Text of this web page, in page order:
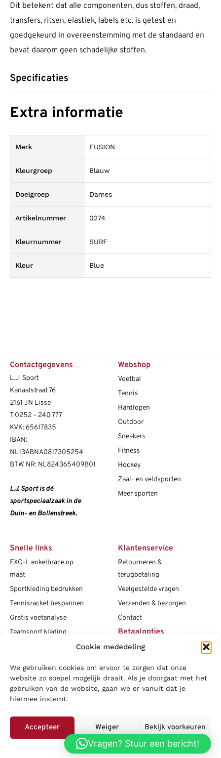
Cookie mededeling
We gebruiken cookies om ervoor te zorgen dat onze
website zo soepel mogelijk draait. Als je doorgaat met het
gebruiken van de website, gaan we er vanuit dat je
hiermee instemt.
Accepteer Weiger Bekijk voorkeuren
Privacybeleid
Dit betekent dat alle componenten, dus stoffen, draad,
transfers, ritsen, elastiek, labels etc. is getest en
goedgekeurd in overeenstemming met de standaard en
bevat daarom geen schadelijke stoffen.
Specificaties
Extra informatie
Merk FUSION
Kleurgroep Blauw
Doelgroep Dames
Artikelnummer 0274
Kleurnummer SURF
Kleur Blue
Contactgegevens
L.J. Sport
Kanaalstraat 76
2161 JN Lisse
T 0252 – 240 777
KVK: 65617835
IBAN:
NL13ABNA0817305254
BTW NR: NL824365409B01
L.J. Sport is dé
sportspeciaalzaak in de
Duin- en Bollenstreek.
Webshop
Voetbal
Tennis
Hardlopen
Outdoor
Sneakers
Fitness
Hockey
Zaal- en veldsporten
Meer sporten
Snelle links
EXO-L enkelbrace op
maat
Sportkleding bedrukken
Tennisracket bespannen
Gratis voetanalyse
Teamsport kleding
Vacatures
Blogs
Klantenservice
Retourneren &
terugbetaling
Veelgestelde vragen
Verzenden & bezorgen
Contact
Betaalopties
Social media
LOWA|Adidas| Mizuno| Nike|Speedo|Asics |Babolat|Falke
|
Superfeet
Vragen? Stuur een bericht!